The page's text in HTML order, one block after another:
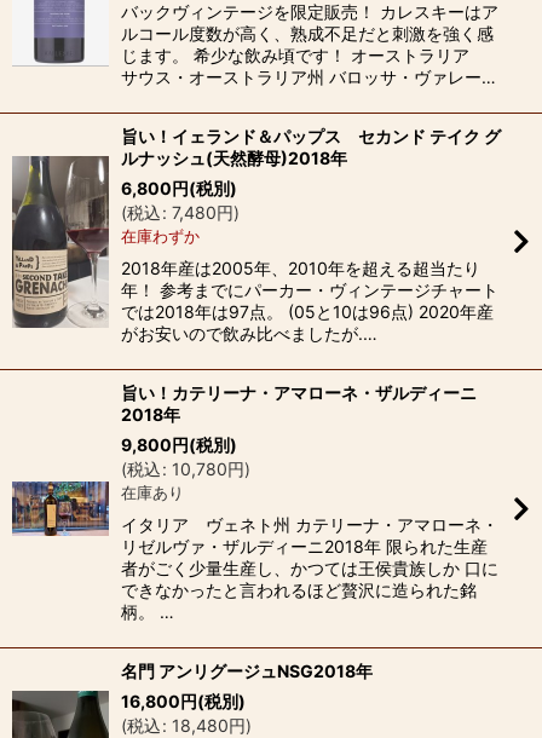
バックヴィンテージを限定販売！ カレスキーはア
ルコール度数が高く、熟成不足だと刺激を強く感
じます。 希少な飲み頃です！ オーストラリア
サウス・オーストラリア州 バロッサ・ヴァレー…
旨い！イェランド＆パップス セカンド テイク グ
ルナッシュ(天然酵母)2018年
6,800円(税別)
(税込: 7,480円)
在庫わずか
2018年産は2005年、2010年を超える超当たり
年！ 参考までにパーカー・ヴィンテージチャート
では2018年は97点。 (05と10は96点) 2020年産
がお安いので飲み比べましたが.…
旨い！カテリーナ・アマローネ・ザルディーニ
2018年
9,800円(税別)
(税込: 10,780円)
在庫あり
イタリア ヴェネト州 カテリーナ・アマローネ・
リゼルヴァ・ザルディーニ2018年 限られた生産
者がごく少量生産し、かつては王侯貴族しか 口に
できなかったと言われるほど贅沢に造られた銘
柄。 …
名門 アンリグージュNSG2018年
16,800円(税別)
(税込: 18,480円)